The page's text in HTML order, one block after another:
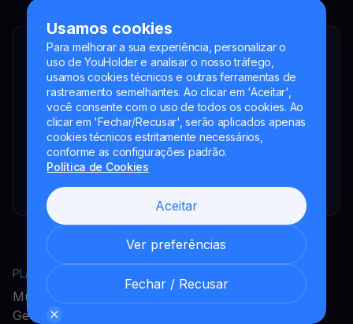
Usamos cookies
Para melhorar a sua experiência, personalizar o
uso de YouHolder e analisar o nosso tráfego,
usamos cookies técnicos e outras ferramentas de
rastreamento semelhantes. Ao clicar em 'Aceitar',
você consente com o uso de todos os cookies. Ao
clicar em 'Fechar/Recusar', serão aplicados apenas
cookies técnicos estritamente necessários,
conforme as configurações padrão.
Política de Cookies
Aceitar
Ver preferências
Fechar / Recusar
YouHodler SA
Intermediário financeiro registrado
YouHodler Italy S.R.L.
Registered as a VASP with the OAM
YouHodler SA
Registrada como VASP no Banco de España
YouHodler SA Sucursal na Argentina.
Registrada como VASP junto à CNV.
PLATAFORMA
MultiHODL
Get Cash
Acerca do YouHodler